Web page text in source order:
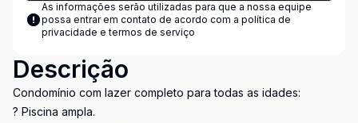
As informações serão utilizadas para que a nossa equipe
possa entrar em contato de acordo com a política de
privacidade e termos de serviço
Descrição
Condomínio com lazer completo para todas as idades:
? Piscina ampla.